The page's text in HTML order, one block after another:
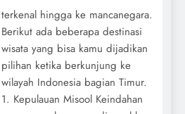
terkenal hingga ke mancanegara.
Berikut ada beberapa destinasi
wisata yang bisa kamu dijadikan
pilihan ketika berkunjung ke
wilayah Indonesia bagian Timur.
1. Kepulauan Misool Keindahan